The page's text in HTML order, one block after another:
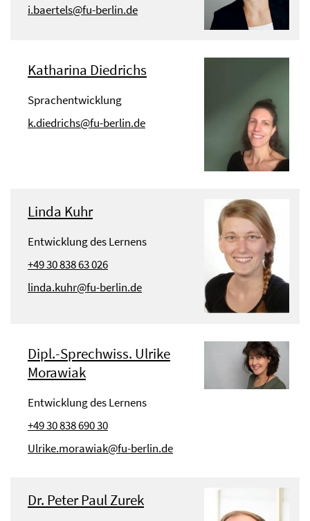
i.baertels@fu-berlin.de
Katharina Diedrichs
Sprachentwicklung
k.diedrichs@fu-berlin.de
Linda Kuhr
Entwicklung des Lernens
+49 30 838 63 026
linda.kuhr@fu-berlin.de
Dipl.-Sprechwiss. Ulrike
Morawiak
Entwicklung des Lernens
+49 30 838 690 30
Ulrike.morawiak@fu-berlin.de
Dr. Peter Paul Zurek